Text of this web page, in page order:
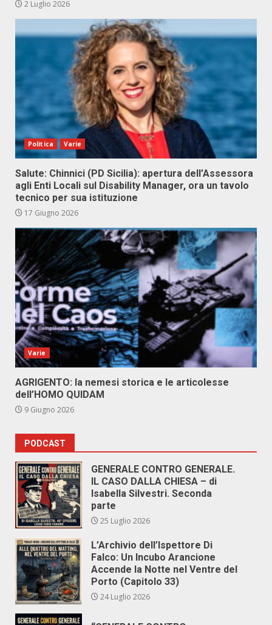
2 Luglio 2026
Politica Varie
Salute: Chinnici (PD Sicilia): apertura dell’Assessora
agli Enti Locali sul Disability Manager, ora un tavolo
tecnico per sua istituzione
17 Giugno 2026
Varie
AGRIGENTO: la nemesi storica e le articolesse
dell’HOMO QUIDAM
9 Giugno 2026
PODCAST
GENERALE CONTRO GENERALE.
IL CASO DALLA CHIESA – di
Isabella Silvestri. Seconda
parte
25 Luglio 2026
L’Archivio dell’Ispettore Di
Falco: Un Incubo Arancione
Accende la Notte nel Ventre del
Porto (Capitolo 33)
24 Luglio 2026